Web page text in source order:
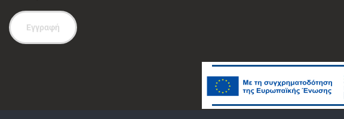
Εγγραφή